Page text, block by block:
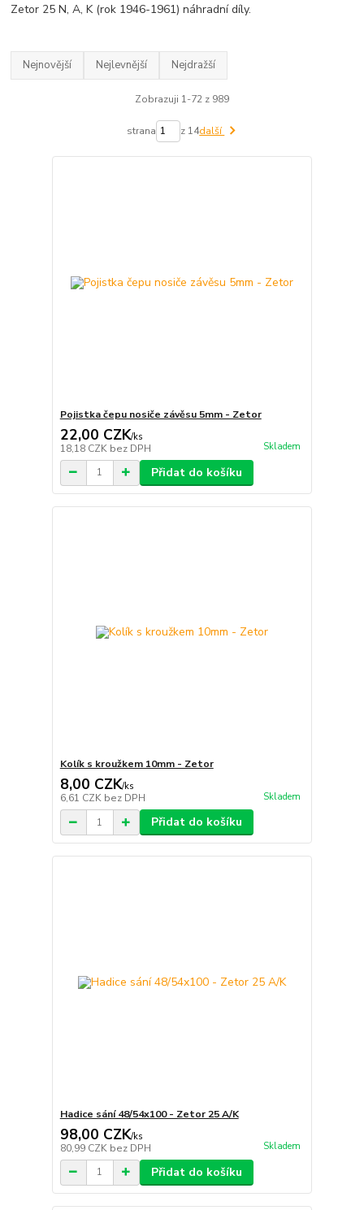
Zetor 25 N, A, K (rok 1946-1961) náhradní díly.
Nejnovější Nejlevnější Nejdražší
Zobrazuji 1-72 z 989
strana z 14další
Pojistka čepu nosiče závěsu 5mm - Zetor
22,00 CZK/ks
18,18 CZK bez DPH Skladem
Přidat do košíku
Kolík s kroužkem 10mm - Zetor
8,00 CZK/ks
6,61 CZK bez DPH Skladem
Přidat do košíku
Hadice sání 48/54x100 - Zetor 25 A/K
98,00 CZK/ks
80,99 CZK bez DPH Skladem
Přidat do košíku